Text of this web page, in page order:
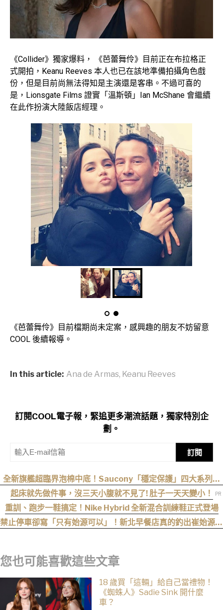
《Collider》獨家爆料， 《芭蕾舞伶》目前正在布拉格正
式開拍，Keanu Reeves 本人也已在該地準備拍攝角色戲
份，但是目前尚無法得知是主演還是客串。不過可喜的
是，Lionsgate Films 證實「溫斯頓」Ian McShane 會繼續
在此作扮演大陸飯店經理。
《芭蕾舞伶》目前檔期尚未定案，感興趣的朋友不妨留意
COOL 後續報導。
In this article: Ana de Armas, Keanu Reeves
訂閱COOL電子報，緊追更多潮流話題，獨家特別企
劃。
訂閱
全新旗艦超臨界泡棉中底！Saucony「穩定保護」四大系列鞋
款發布
起床就先做件事，沒三天小腹就不見了! 肚子一天天變小！
重訓、跑步一鞋搞定！Nike Hybrid 全新混合訓練鞋正式登場
禁止停車卻寫「只有始源可以」！新北早餐店真的釣出崔始源本
您也可能喜歡這些文章
18 歲買「這輛」給自己當禮物！
《蜘蛛人》Sadie Sink 開什麼
車？